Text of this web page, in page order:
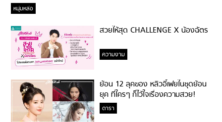
หนุ่มหล่อ
สวยให้สุด CHALLENGE X น้องฉัตร
ความงาม
ย้อน 12 ลุคของ หลิวอี้เฟยในชุดย้อน
ยุค ที่ใครๆ ก็ไว้ใจเรื่องความสวย!
ดารา